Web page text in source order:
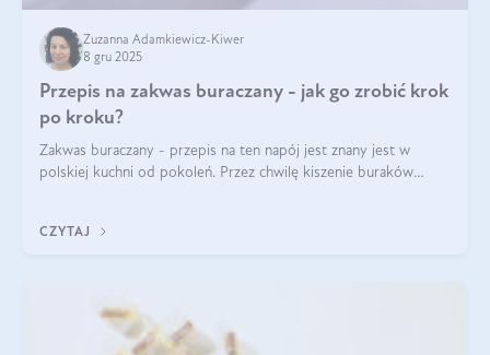
Zuzanna Adamkiewicz-Kiwer
8 gru 2025
Przepis na zakwas buraczany - jak go zrobić krok
po kroku?
Zakwas buraczany - przepis na ten napój jest znany jest w
polskiej kuchni od pokoleń. Przez chwilę kiszenie buraków
CZYTAJ